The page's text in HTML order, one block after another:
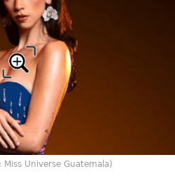
Universe Guatemala)